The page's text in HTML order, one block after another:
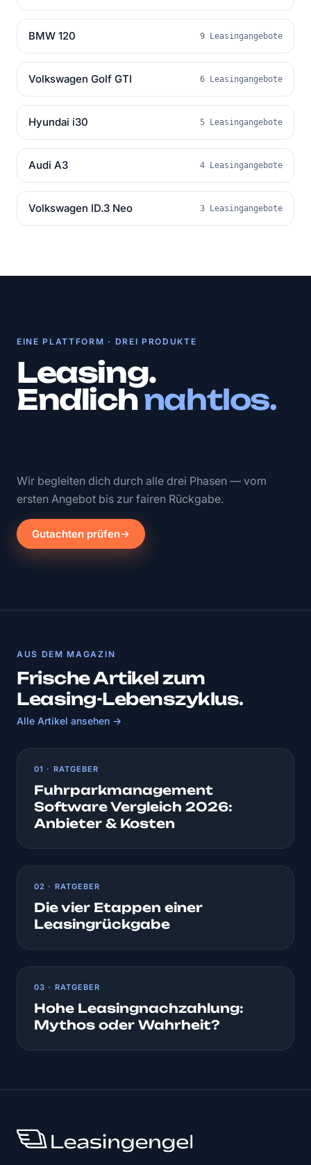
BMW 120 9 Leasingangebote
Volkswagen Golf GTI 6 Leasingangebote
Hyundai i30 5 Leasingangebote
Audi A3 4 Leasingangebote
Volkswagen ID.3 Neo 3 Leasingangebote
EINE PLATTFORM · DREI PRODUKTE
Leasing.
Endlichnahtlos.
Wir begleiten dich durch alle drei Phasen — vom
ersten Angebot bis zur fairen Rückgabe.
Gutachten prüfen
AUS DEM MAGAZIN
Frische Artikel zum
Leasing-Lebenszyklus.
Alle Artikel ansehen →
01 · RATGEBER
Fuhrparkmanagement
Software Vergleich 2026:
Anbieter & Kosten
02 · RATGEBER
Die vier Etappen einer
Leasingrückgabe
03 · RATGEBER
Hohe Leasingnachzahlung:
Mythos oder Wahrheit?